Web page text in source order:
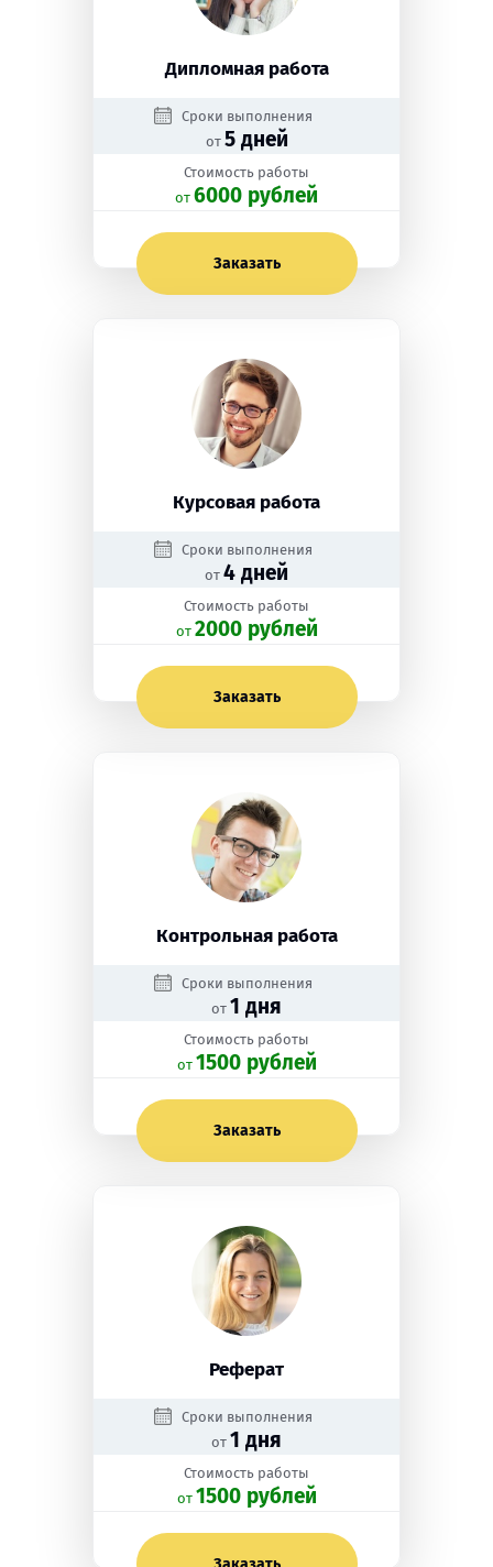
Дипломная работа
Сроки выполнения
от 5 дней
Стоимость работы
oт 6000 рублей
Заказать
Курсовая работа
Сроки выполнения
от 4 дней
Стоимость работы
oт 2000 рублей
Заказать
Контрольная работа
Сроки выполнения
от 1 дня
Стоимость работы
oт 1500 рублей
Заказать
Реферат
Сроки выполнения
от 1 дня
Стоимость работы
oт 1500 рублей